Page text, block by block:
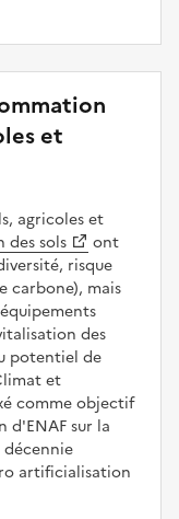
et
agricoles et
sols
ont
risque
carbone), mais
des
potentiel de
et
comme objectif
d'ENAF sur la
décennie
artificialisation